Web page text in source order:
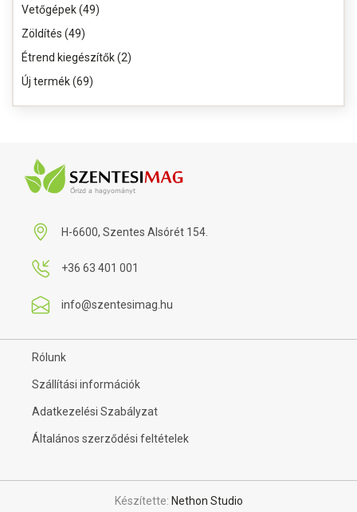
Vetőgépek (49)
Zöldítés (49)
Étrend kiegészítők (2)
Új termék (69)
H-6600, Szentes Alsórét 154.
+36 63 401 001
info@szentesimag.hu
Rólunk
Szállítási információk
Adatkezelési Szabályzat
Általános szerződési feltételek
Készítette: Nethon Studio